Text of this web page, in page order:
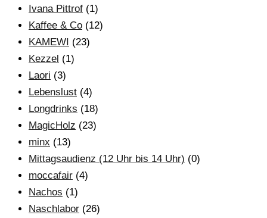
Ivana Pittrof (1)
Kaffee & Co (12)
KAMEWI (23)
Kezzel (1)
Laori (3)
Lebenslust (4)
Longdrinks (18)
MagicHolz (23)
minx (13)
Mittagsaudienz (12 Uhr bis 14 Uhr) (0)
moccafair (4)
Nachos (1)
Naschlabor (26)